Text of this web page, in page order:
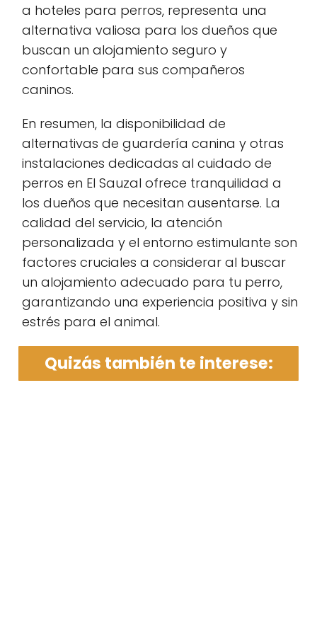
a hoteles para perros, representa una
alternativa valiosa para los dueños que
buscan un alojamiento seguro y
confortable para sus compañeros
caninos.
En resumen, la disponibilidad de
alternativas de guardería canina y otras
instalaciones dedicadas al cuidado de
perros en El Sauzal ofrece tranquilidad a
los dueños que necesitan ausentarse. La
calidad del servicio, la atención
personalizada y el entorno estimulante son
factores cruciales a considerar al buscar
un alojamiento adecuado para tu perro,
garantizando una experiencia positiva y sin
estrés para el animal.
Quizás también te interese: